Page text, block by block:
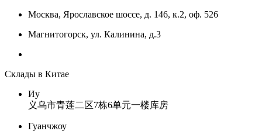
Москва, Ярославское шоссе, д. 146, к.2, оф. 526
Магнитогорск, ул. Калинина, д.3
Склады в Китае
Иу
义乌市青莲二区7栋6单元一楼库房
Гуанчжоу